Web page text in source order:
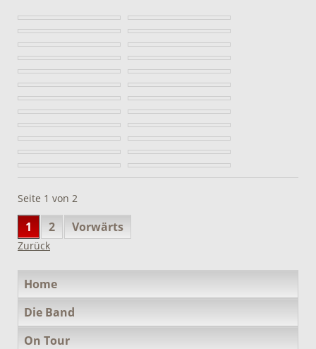
Seite 1 von 2
1 2 Vorwärts
Zurück
überspringen
Home
Die Band
On Tour